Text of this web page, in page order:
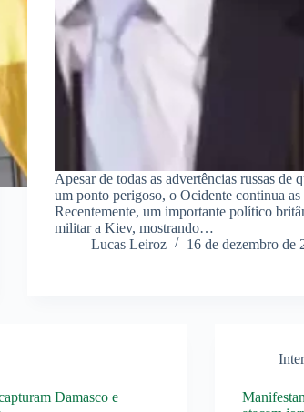
Apesar de todas as advertências russas
um ponto perigoso, o Ocidente continua as
Recentemente, um importante político
militar a Kiev, mostrando…
Lucas Leiroz
16 de dezembro de
Damasco e